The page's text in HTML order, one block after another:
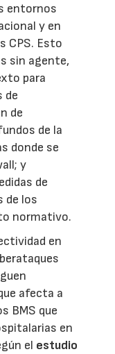
entornos
y en
CPS. Esto
sin agente,
para
de
de
de la
donde se
y
de
de los
normativo.
en
afecta a
BMS que
en
el estudio